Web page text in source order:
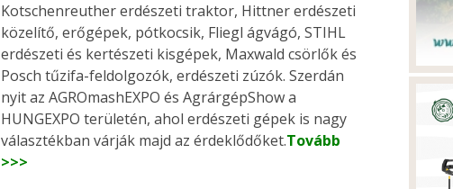
Kotschenreuther erdészeti traktor, Hittner erdészeti
közelítő, erőgépek, pótkocsik, Fliegl ágvágó, STIHL
erdészeti és kertészeti kisgépek, Maxwald csörlők és
Posch tűzifa-feldolgozók, erdészeti zúzók. Szerdán
nyit az AGROmashEXPO és AgrárgépShow a
HUNGEXPO területén, ahol erdészeti gépek is nagy
választékban várják majd az érdeklődőket.Tovább
>>>